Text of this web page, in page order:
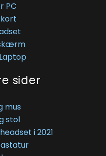
PC
sider
mus
stol
i 2021